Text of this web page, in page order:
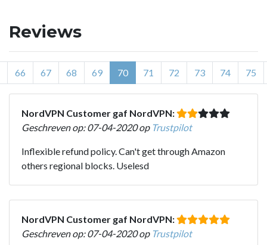
Reviews
66 67 68 69 70 71 72 73 74 75
NordVPN Customer gaf NordVPN:
Geschreven op: 07-04-2020 op Trustpilot
Inflexible refund policy. Can't get through Amazon
others regional blocks. Uselesd
NordVPN Customer gaf NordVPN:
Geschreven op: 07-04-2020 op Trustpilot